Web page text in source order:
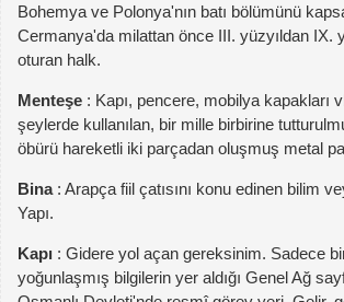
Bohemya ve Polonya'nın batı bölümünü
Cermanya'da milattan önce III. yüzyıldan IX.
oturan halk.
Menteşe : Kapı, pencere, mobilya kapakları
şeylerde kullanılan, bir mille birbirine
öbürü hareketli iki parçadan oluşmuş metal
Bina: Arapça fiil çatısını konu edinen bilim
Yapı.
Kapı : Gidere yol açan gereksinim. Sadece
yoğunlaşmış bilgilerin yer aldığı Genel Ağ